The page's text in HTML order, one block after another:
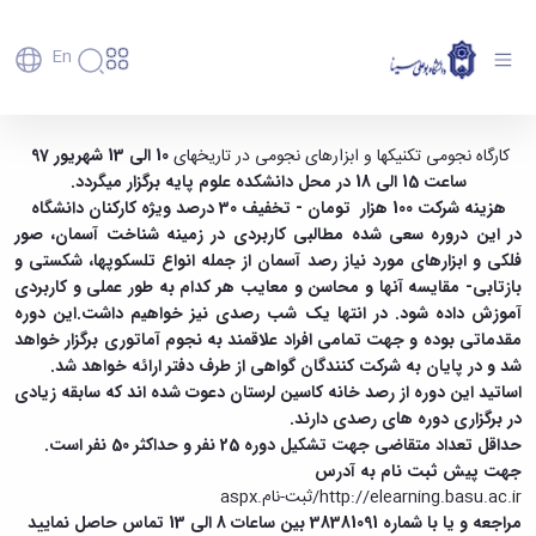
En
دانشگاه
تاریخچه
و
معرفی
برنامه
راهبردی
دانشگاه
نقشه
دانشگاه
ساختار
سازمانی
سازمان
دانشگاه
حوزه
ریاست
معاونت
آموزش
پذیرش
کارشناسی
تحصیلات
تکمیلی
پسا
دکترا
استعدادهای
درخشان
دانشجویان
غیرایرانی
مهمانی
و
انتقال
حمایت‌های
تحصیلی
پژوهش
فناوری و
کارآفرینی
دفتر
ارتباط
با
صنعت
پردیس
علم
و
فناوری
مراکز
تحقیقات
و فناوری
پژوهشکده
پردیس
اصلی
مهندسی
کشاورزی
شیمی
و
علوم
نفت
علوم
انسانی
هنر
و
معماری
رفاهی
رفاهی
پرسنل
اداره
رفاه
کارکنان
مهمانسرای
دانشگاه
رفاهی
دانشجویان
مدیریت
امور
دانشجویان
اعضای
هیأت
علمی
کارکنان
دانشجویان
فارغ
التحصیلان
فوق
برنامه
فعالیت‌های
دانشجویی
انجمن‌های
علمی
پایگاه
خبری
بسنا
پیشخوان
کارگاه نجومی تکنیکها و ابزار رصدی - دانشگاه
بوعلی سینا همدان
کارگاه نجومی تکنیکها و ابزارهای نجومی در تاریخهای
ساعت 15 الی 18 در محل دانشکده علوم پایه برگزار میگردد.
هزینه شرکت 100 هزار تومان - تخفیف 30 درصد ویژه کارکنان دانشگاه
در این دروره سعی شده مطالبی کاربردی در زمینه شناخت آسمان، صور
فلکی و ابزارهای مورد نیاز رصد آسمان از جمله انواع تلسکوپها، شکستی و
بازتابی- مقایسه آنها و محاسن و معایب هر کدام به طور عملی و کاربردی
آموزش داده شود. در انتها یک شب رصدی نیز خواهیم داشت.این دوره
مقدماتی بوده و جهت تمامی افراد علاقمند به نجوم آماتوری برگزار خواهد
شد و در پایان به شرکت کنندگان گواهی از طرف دفتر ارائه خواهد شد.
اساتید این دوره از رصد خانه کاسین لرستان دعوت شده اند که سابقه زیادی
در برگزاری دوره های رصدی دارند.
حداقل تعداد متقاضی جهت تشکیل دوره 25 نفر و حداکثر 50 نفر است.
جهت پیش ثبت نام به آدرس
http://elearning.basu.ac.ir/ثبت-نام.aspx
مراجعه و یا با شماره 38381091 بین ساعات 8 الی 13 تماس حاصل نمایید